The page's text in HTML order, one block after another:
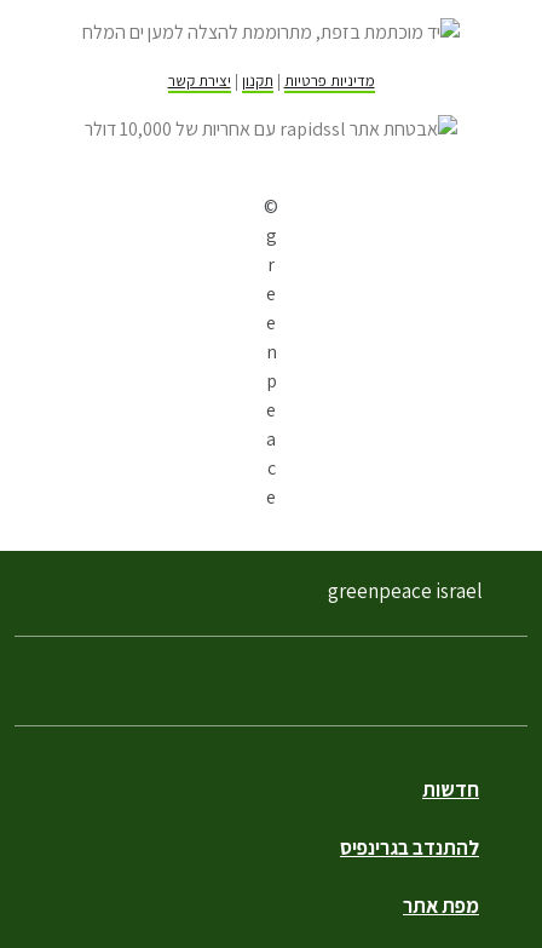
מדיניות פרטיות | תקנון | יצירת קשר
©
g
r
e
e
n
p
e
a
c
e
חדשות
להתנדב בגרינפיס
מפת אתר